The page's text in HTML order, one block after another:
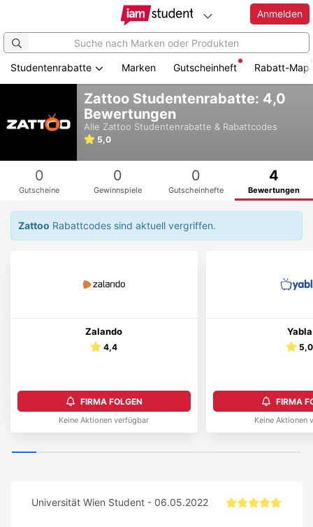
springen
Anmelden
Studentenrabatte Marken Gutscheinheft Rabatt-Map
Zattoo Studentenrabatte: 4,0
Bewertungen
Alle Zattoo Studentenrabatte & Rabattcodes
5,0
0
Gutscheine
0
Gewinnspiele
0
Gutscheinhefte
4
Bewertungen
Zattoo Rabattcodes sind aktuell vergriffen.
Zalando
4,4
FIRMA FOLGEN
Keine Aktionen verfügbar
Yabla
5,0
FIRMA
Keine Aktionen
Universität Wien Student - 06.05.2022